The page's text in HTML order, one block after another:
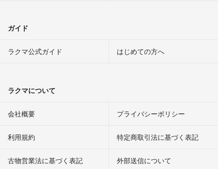
ガイド
ラクマ公式ガイド はじめての方へ
ラクマについて
会社概要 プライバシーポリシー
利用規約 特定商取引法に基づく表記
古物営業法に基づく表記 外部送信について